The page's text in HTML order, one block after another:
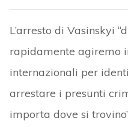
L’arresto di Vasinskyi
rapidamente agiremo
internazionali per
arrestare i presunti
importa dove si